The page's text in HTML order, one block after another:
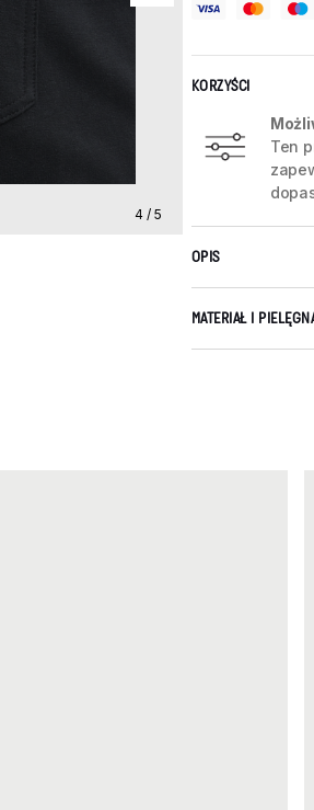
4 / 5
KORZYŚCI
Ten
OPIS
MATERIAŁ I